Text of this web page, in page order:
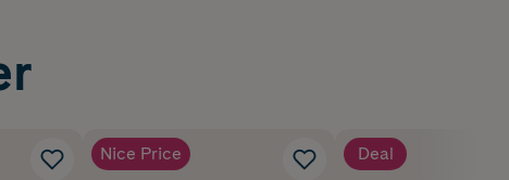
Nice Price Deal